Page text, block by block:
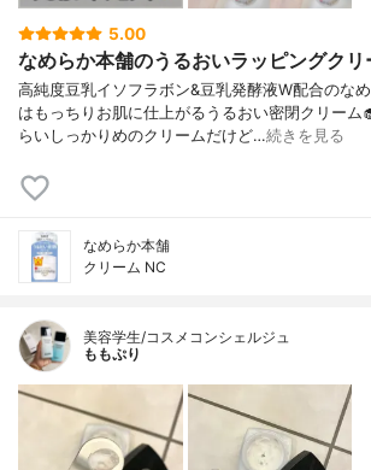
5.00
なめらか本舗のうるおいラッピングクリ
高純度豆乳イソフラボン&豆乳発酵液W配合のな
はもっちりお肌に仕上がるうるおい密閉クリーム
らいしっかりめのクリームだけど…続きを見る
なめらか本舗
クリーム NC
美容学生/コスメコンシェルジュ
ももぷり